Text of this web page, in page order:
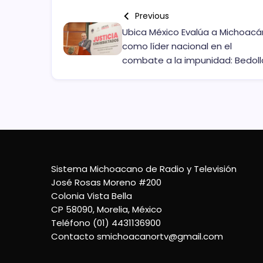
Previous
Ubica México Evalúa a
como líder nacional en el
combate a la impunidad:
Sistema Michoacano de Radio y Televisión
José Rosas Moreno #200
Colonia Vista Bella
CP 58090, Morelia, México
Teléfono (01) 4431136900
Contacto smichoacanortv@gmail.com